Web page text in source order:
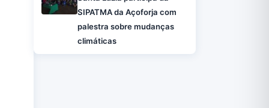
SIPATMA da Açoforja com
palestra sobre mudanças
climáticas